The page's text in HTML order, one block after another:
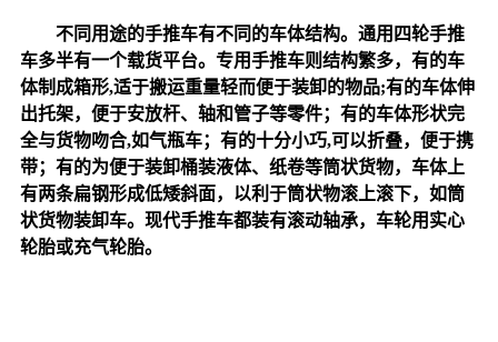
不同用途的手推车有不同的车体结构。通用四轮手推
车多半有一个载货平台。专用手推车则结构繁多，有的车
体制成箱形,适于搬运重量轻而便于装卸的物品;有的车体伸
出托架，便于安放杆、轴和管子等零件；有的车体形状完
全与货物吻合,如气瓶车；有的十分小巧,可以折叠，便于携
带；有的为便于装卸桶装液体、纸卷等筒状货物，车体上
有两条扁钢形成低矮斜面，以利于筒状物滚上滚下，如筒
状货物装卸车。现代手推车都装有滚动轴承，车轮用实心
轮胎或充气轮胎。